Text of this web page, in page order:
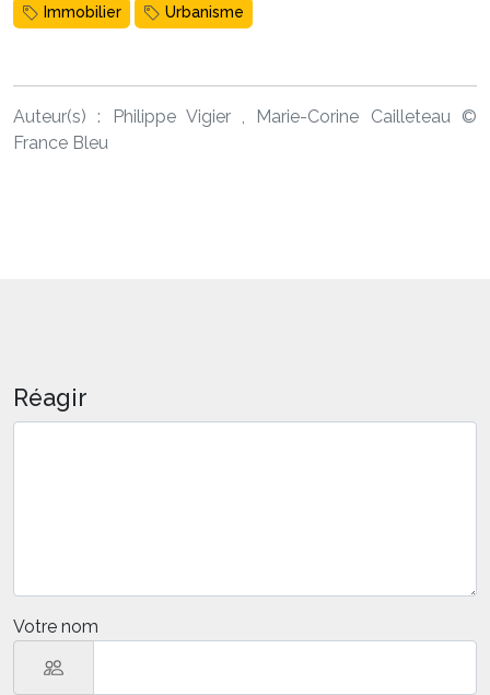
Immobilier Urbanisme
Auteur(s) : Philippe Vigier , Marie-Corine Cailleteau ©
France Bleu
Réagir
Votre nom